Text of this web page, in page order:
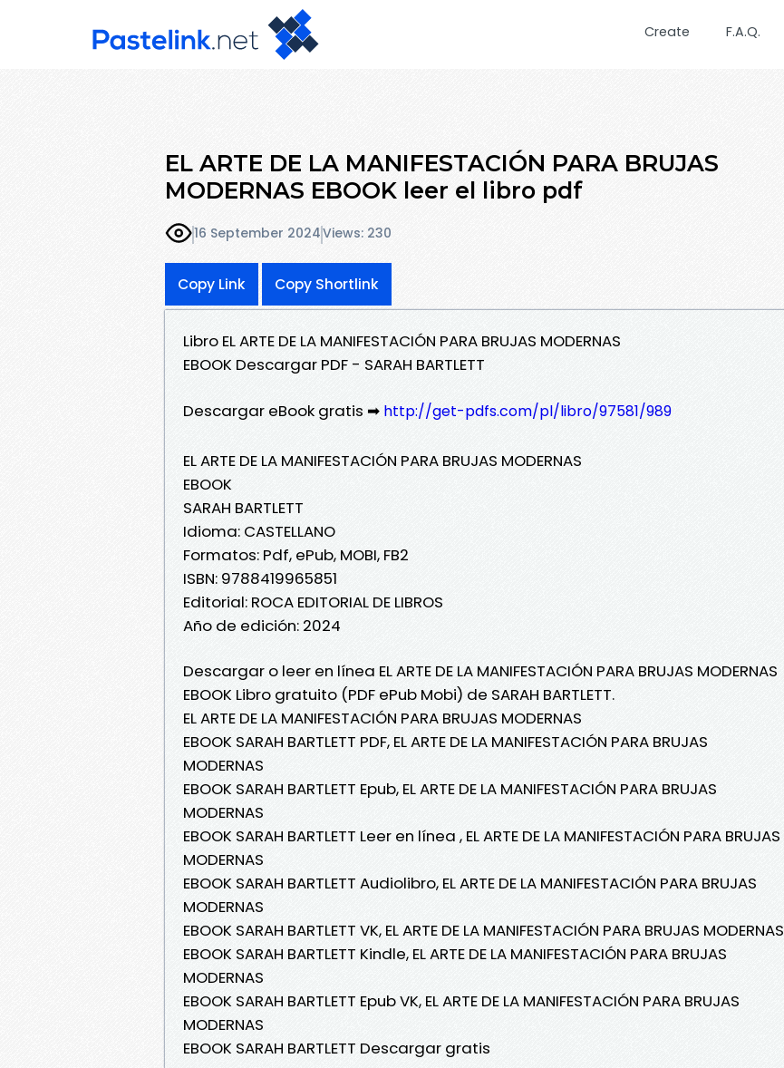
Create F.A.Q.
EL ARTE DE LA MANIFESTACIÓN PARA BRUJAS
MODERNAS EBOOK leer el libro pdf
16 September 2024Views: 230
Copy Link Copy Shortlink
Libro EL ARTE DE LA MANIFESTACIÓN PARA BRUJAS MODERNAS
EBOOK Descargar PDF - SARAH BARTLETT
Descargar eBook gratis ➡ http://get-pdfs.com/pl/libro/97581/989
EL ARTE DE LA MANIFESTACIÓN PARA BRUJAS MODERNAS
EBOOK
SARAH BARTLETT
Idioma: CASTELLANO
Formatos: Pdf, ePub, MOBI, FB2
ISBN: 9788419965851
Editorial: ROCA EDITORIAL DE LIBROS
Año de edición: 2024
Descargar o leer en línea EL ARTE DE LA MANIFESTACIÓN PARA BRUJAS MODERNAS
EBOOK Libro gratuito (PDF ePub Mobi) de SARAH BARTLETT.
EL ARTE DE LA MANIFESTACIÓN PARA BRUJAS MODERNAS
EBOOK SARAH BARTLETT PDF, EL ARTE DE LA MANIFESTACIÓN PARA BRUJAS
MODERNAS
EBOOK SARAH BARTLETT Epub, EL ARTE DE LA MANIFESTACIÓN PARA BRUJAS
MODERNAS
EBOOK SARAH BARTLETT Leer en línea , EL ARTE DE LA MANIFESTACIÓN PARA BRUJAS
MODERNAS
EBOOK SARAH BARTLETT Audiolibro, EL ARTE DE LA MANIFESTACIÓN PARA BRUJAS
MODERNAS
EBOOK SARAH BARTLETT VK, EL ARTE DE LA MANIFESTACIÓN PARA BRUJAS MODERNAS
EBOOK SARAH BARTLETT Kindle, EL ARTE DE LA MANIFESTACIÓN PARA BRUJAS
MODERNAS
EBOOK SARAH BARTLETT Epub VK, EL ARTE DE LA MANIFESTACIÓN PARA BRUJAS
MODERNAS
EBOOK SARAH BARTLETT Descargar gratis